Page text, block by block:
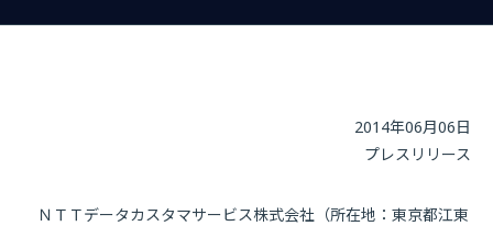
2014年06月06日
プレスリリース
ＮＴＴデータカスタマサービス株式会社（所在地：東京都江東